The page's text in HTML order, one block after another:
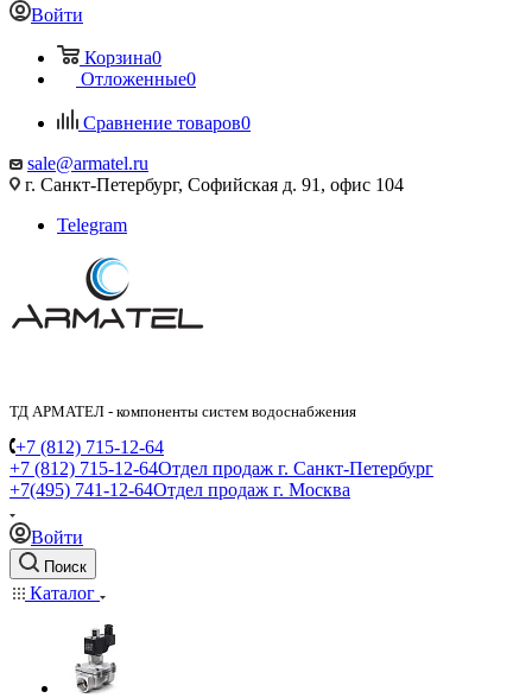
Войти
Корзина0
Отложенные0
Сравнение товаров0
sale@armatel.ru
г. Санкт-Петербург, Софийская д. 91, офис 104
Telegram
ТД АРМАТЕЛ - компоненты систем водоснабжения
+7 (812) 715-12-64
+7 (812) 715-12-64Отдел продаж г. Санкт-Петербург
+7(495) 741-12-64Отдел продаж г. Москва
Войти
Поиск
Каталог